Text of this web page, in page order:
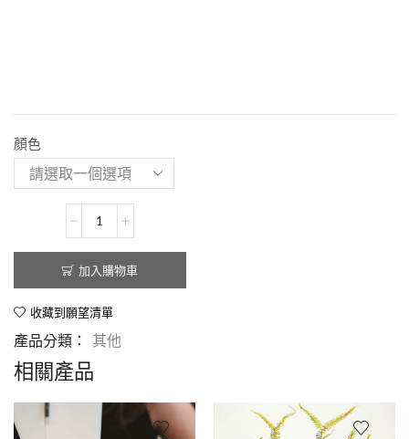
顏色
加入購物車
收藏到願望清單
產品分類： 其他
相關產品